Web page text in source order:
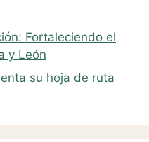
Fortaleciendo el
y León
su hoja de ruta